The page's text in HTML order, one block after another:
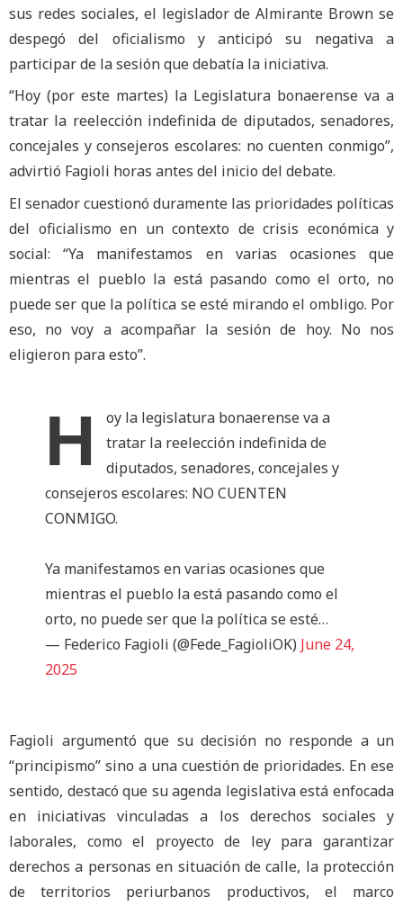
sus redes sociales, el legislador de Almirante Brown se
despegó del oficialismo y anticipó su negativa a
participar de la sesión que debatía la iniciativa.
“Hoy (por este martes) la Legislatura bonaerense va a
tratar la reelección indefinida de diputados, senadores,
concejales y consejeros escolares: no cuenten conmigo”,
advirtió Fagioli horas antes del inicio del debate.
El senador cuestionó duramente las prioridades políticas
del oficialismo en un contexto de crisis económica y
social: “Ya manifestamos en varias ocasiones que
mientras el pueblo la está pasando como el orto, no
puede ser que la política se esté mirando el ombligo. Por
eso, no voy a acompañar la sesión de hoy. No nos
eligieron para esto”.
H
oy la legislatura bonaerense va a
tratar la reelección indefinida de
diputados, senadores, concejales y
consejeros escolares: NO CUENTEN
CONMIGO.
Ya manifestamos en varias ocasiones que
mientras el pueblo la está pasando como el
orto, no puede ser que la política se esté…
— Federico Fagioli (@Fede_FagioliOK) June 24,
2025
Fagioli argumentó que su decisión no responde a un
“principismo” sino a una cuestión de prioridades. En ese
sentido, destacó que su agenda legislativa está enfocada
en iniciativas vinculadas a los derechos sociales y
laborales, como el proyecto de ley para garantizar
derechos a personas en situación de calle, la protección
de territorios periurbanos productivos, el marco